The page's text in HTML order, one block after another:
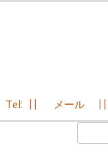
Tel: メール